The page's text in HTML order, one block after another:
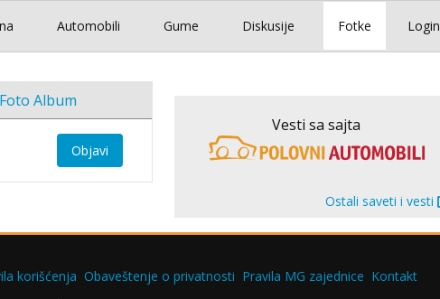
Login
Automobili Gume Diskusije Fotke
Album
Objavi
Vesti sa sajta
Ostali saveti i vesti
korišćenja Obaveštenje o privatnosti Pravila MG zajednice Kontakt